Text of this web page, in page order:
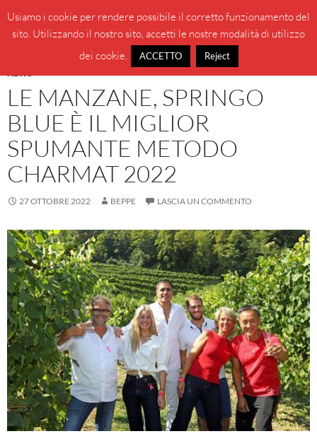
contenuto
BeppeBlog
MENU
NEWS
LE MANZANE, SPRINGO
BLUE È IL MIGLIOR
SPUMANTE METODO
CHARMAT 2022
27 OTTOBRE 2022 BEPPE LASCIA UN COMMENTO
Usiamo i cookie per rendere possibile il corretto funzionamento del
sito. Utilizzando il nostro sito, accetti le nostre modalità di utilizzo
dei cookie.
ACCETTO Reject